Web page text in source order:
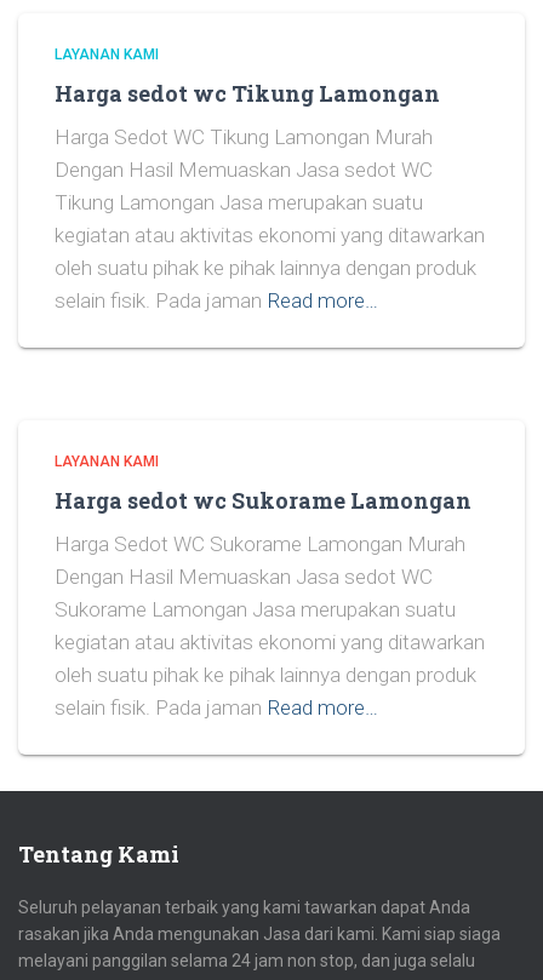
LAYANAN KAMI
Harga sedot wc Tikung Lamongan
Harga Sedot WC Tikung Lamongan Murah
Dengan Hasil Memuaskan Jasa sedot WC
Tikung Lamongan Jasa merupakan suatu
kegiatan atau aktivitas ekonomi yang ditawarkan
oleh suatu pihak ke pihak lainnya dengan produk
selain fisik. Pada jaman Read more…
LAYANAN KAMI
Harga sedot wc Sukorame Lamongan
Harga Sedot WC Sukorame Lamongan Murah
Dengan Hasil Memuaskan Jasa sedot WC
Sukorame Lamongan Jasa merupakan suatu
kegiatan atau aktivitas ekonomi yang ditawarkan
oleh suatu pihak ke pihak lainnya dengan produk
selain fisik. Pada jaman Read more…
Tentang Kami
Seluruh pelayanan terbaik yang kami tawarkan dapat Anda
rasakan jika Anda mengunakan Jasa dari kami. Kami siap siaga
melayani panggilan selama 24 jam non stop, dan juga selalu